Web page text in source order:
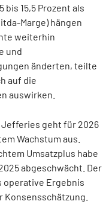
bis 15,5 Prozent als
Marge) hängen
weiterhin
und
änderten, teilte
auf die
auswirken.
Jefferies geht für 2026
Wachstum aus.
Umsatzplus habe
abgeschwächt. Der
Ergebnis
Konsensschätzung.